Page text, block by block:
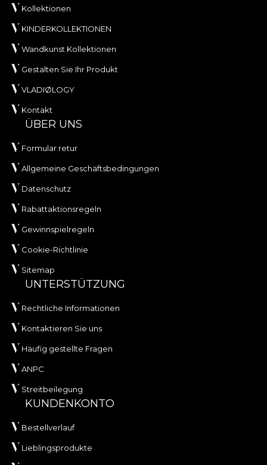
Kollektionen
KINDERKOLLEKTIONEN
Wandkunst Kollektionen
Gestalten Sie Ihr Produkt
VLADIØLOGY
Kontakt
ÜBER UNS
Formular retur
Allgemeine Geschäftsbedingungen
Datenschutz
Rabattaktionsregeln
Gewinnspielregeln
Cookie-Richtlinie
Sitemap
UNTERSTÜTZUNG
Rechtliche Informationen
Kontaktieren Sie uns
Häufig gestellte Fragen
ANPC
Streitbeilegung
KUNDENKONTO
Bestellverlauf
Lieblingsprodukte